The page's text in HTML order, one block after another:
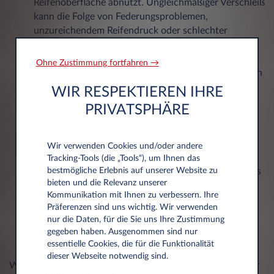
Reifenoberfläche abnutzt. Ungleichmäßiger Verschleiß
kann die Folge von Federungsproblemen,
unzureichendem Reifendruck oder schlechter
Risse und Seitenschäden: Reifen können alt werden,
auch wenn sie nicht viel benutzt wurden. Überprüfen
Sie die Seiten des Reifens (sogenannte Seitenwand)
auf Risse, Verfärbungen oder Verformungen. Risse
und Beulen können gefährlich sein und dazu führen,
Überprüfen Sie das Produktionsdatum Ihrer Reifen:
Unabhängig vom Grad der Profilabnutzung, altern
Reifen mit der Zeit. Auf der Seitenwand jedes Reifens
befindet sich eine DOT-Nummer, die Auskunft über
das Herstellungsdatum gibt. Die letzten vier Ziffern
dieses Codes geben die Woche und das Jahr der
Produktion an (z. B. 1219 bedeutet Woche 12 von
2019).
Wie viele Jahre sind Winterreifen haltbar? Reifen, die älter
Ohne Zustimmung fortfahren →
WIR RESPEKTIEREN IHRE
PRIVATSPHÄRE
Wir verwenden Cookies und/oder andere
Tracking‑Tools (die „Tools“), um Ihnen das
bestmögliche Erlebnis auf unserer Website zu
bieten und die Relevanz unserer
Kommunikation mit Ihnen zu verbessern. Ihre
Präferenzen sind uns wichtig. Wir verwenden
nur die Daten, für die Sie uns Ihre Zustimmung
gegeben haben. Ausgenommen sind nur
essentielle Cookies, die für die Funktionalität
dieser Webseite notwendig sind.